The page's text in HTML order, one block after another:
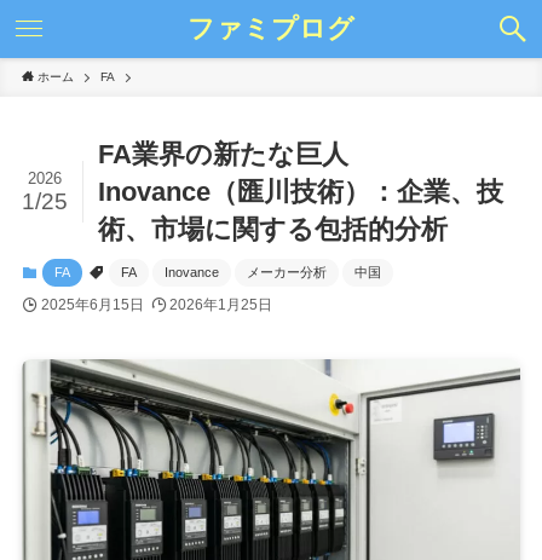
ファミプログ
ホーム FA
FA業界の新たな巨人
Inovance（匯川技術）：企業、技
術、市場に関する包括的分析
2026
1/25
FA FA Inovance メーカー分析 中国
2025年6月15日 2026年1月25日